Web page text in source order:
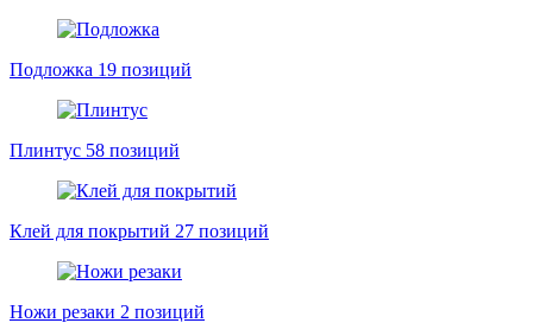
Подложка 19 позиций
Плинтус 58 позиций
Клей для покрытий 27 позиций
Ножи резаки 2 позиций